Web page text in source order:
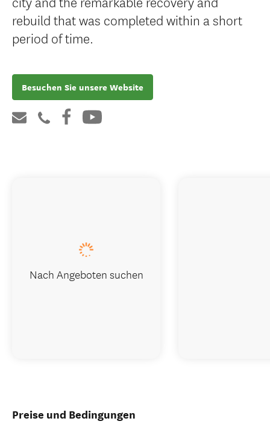
rebuild that was completed within a short
period of time.
Besuchen Sie unsere Website
Preise und Bedingungen
Nach Angeboten suchen